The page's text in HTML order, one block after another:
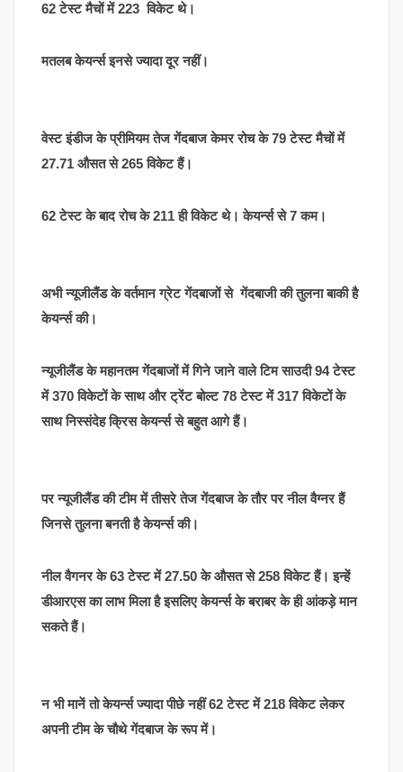
62 टेस्ट मैचों में 223 विकेट थे।
मतलब केयर्न्स इनसे ज्यादा दूर नहीं।
वेस्ट इंडीज के प्रीमियम तेज गेंदबाज केमर रोच के 79 टेस्ट मैचों में
27.71 औसत से 265 विकेट हैं।
62 टेस्ट के बाद रोच के 211 ही विकेट थे। केयर्न्स से 7 कम।
अभी न्यूजीलैंड के वर्तमान ग्रेट गेंदबाजों से गेंदबाजी की तुलना बाकी है
केयर्न्स की।
न्यूजीलैंड के महानतम गेंदबाजों में गिने जाने वाले टिम साउदी 94 टेस्ट
में 370 विकेटों के साथ और ट्रेंट बोल्ट 78 टेस्ट में 317 विकेटों के
साथ निस्संदेह क्रिस केयर्न्स से बहुत आगे हैं।
पर न्यूजीलैंड की टीम में तीसरे तेज गेंदबाज के तौर पर नील वैग्नर हैं
जिनसे तुलना बनती है केयर्न्स की।
नील वैगनर के 63 टेस्ट में 27.50 के औसत से 258 विकेट हैं। इन्हें
डीआरएस का लाभ मिला है इसलिए केयर्न्स के बराबर के ही आंकड़े मान
सकते हैं।
न भी मानें तो केयर्न्स ज्यादा पीछे नहीं 62 टेस्ट में 218 विकेट लेकर
अपनी टीम के चौथे गेंदबाज के रूप में।